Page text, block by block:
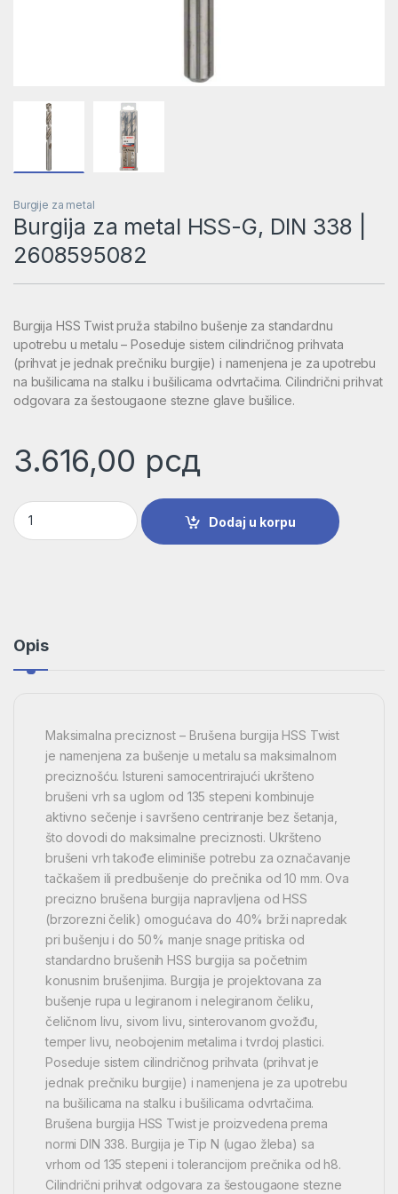
Burgije za metal
Burgija za metal HSS-G, DIN 338 |
2608595082
Burgija HSS Twist pruža stabilno bušenje za standardnu
upotrebu u metalu – Poseduje sistem cilindričnog prihvata
(prihvat je jednak prečniku burgije) i namenjena je za upotrebu
na bušilicama na stalku i bušilicama odvrtačima. Cilindrični prihvat
odgovara za šestougaone stezne glave bušilice.
3.616,00 рсд
Burgija za metal HSS-G, DIN 338 | 2608595082 količina
Dodaj u korpu
Opis
Maksimalna preciznost – Brušena burgija HSS Twist
je namenjena za bušenje u metalu sa maksimalnom
preciznošću. Istureni samocentrirajući ukršteno
brušeni vrh sa uglom od 135 stepeni kombinuje
aktivno sečenje i savršeno centriranje bez šetanja,
što dovodi do maksimalne preciznosti. Ukršteno
brušeni vrh takođe eliminiše potrebu za označavanje
tačkašem ili predbušenje do prečnika od 10 mm. Ova
precizno brušena burgija napravljena od HSS
(brzorezni čelik) omogućava do 40% brži napredak
pri bušenju i do 50% manje snage pritiska od
standardno brušenih HSS burgija sa početnim
konusnim brušenjima. Burgija je projektovana za
bušenje rupa u legiranom i nelegiranom čeliku,
čeličnom livu, sivom livu, sinterovanom gvožđu,
temper livu, neobojenim metalima i tvrdoj plastici.
Poseduje sistem cilindričnog prihvata (prihvat je
jednak prečniku burgije) i namenjena je za upotrebu
na bušilicama na stalku i bušilicama odvrtačima.
Brušena burgija HSS Twist je proizvedena prema
normi DIN 338. Burgija je Tip N (ugao žleba) sa
vrhom od 135 stepeni i tolerancijom prečnika od h8.
Cilindrični prihvat odgovara za šestougaone stezne